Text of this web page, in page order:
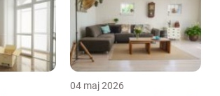
04 maj 2026